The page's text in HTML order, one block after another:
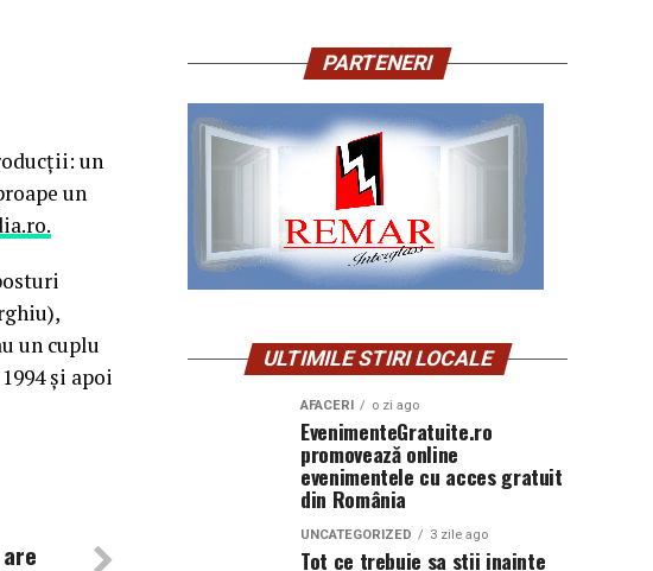
un
un
un cuplu
şi apoi
are
PARTENERI
ULTIMILE STIRI LOCALE
AFACERI o zi ago
EvenimenteGratuite.ro
promovează online
evenimentele cu acces gratuit
din România
UNCATEGORIZED 3 zile ago
Tot ce trebuie sa stii inainte